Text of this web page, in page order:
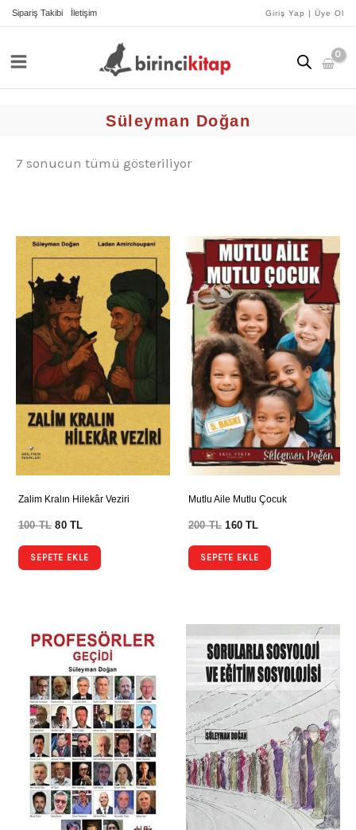
İçeriğe
Sipariş Takibi İletişim Giriş Yap | Üye Ol
Süleyman Doğan
7 sonucun tümü gösteriliyor
göre
Zalim Kralın Hilekâr Veziri
100TL 80TL
SEPETE EKLE
Mutlu Aile Mutlu Çocuk
200TL 160TL
SEPETE EKLE